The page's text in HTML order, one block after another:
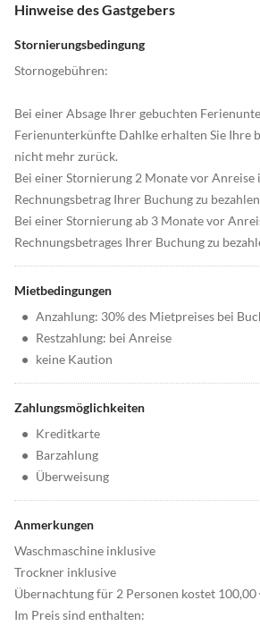
Hinweise des Gastgebers
Stornierungsbedingung
Stornogebühren:
Bei einer Absage Ihrer gebuchten
Ferienunterkünfte Dahlke erhalten Sie Ihre
nicht mehr zurück.
Bei einer Stornierung 2 Monate vor Anreise
Rechnungsbetrag Ihrer Buchung zu
Bei einer Stornierung ab 3 Monate vor
Rechnungsbetrages Ihrer Buchung zu
Mietbedingungen
• Anzahlung: 30% des Mietpreises bei
• Restzahlung: bei Anreise
• keine Kaution
Zahlungsmöglichkeiten
• Kreditkarte
• Barzahlung
• Überweisung
Anmerkungen
Waschmaschine inklusive
Trockner inklusive
Übernachtung für 2 Personen kostet
Im Preis sind enthalten: